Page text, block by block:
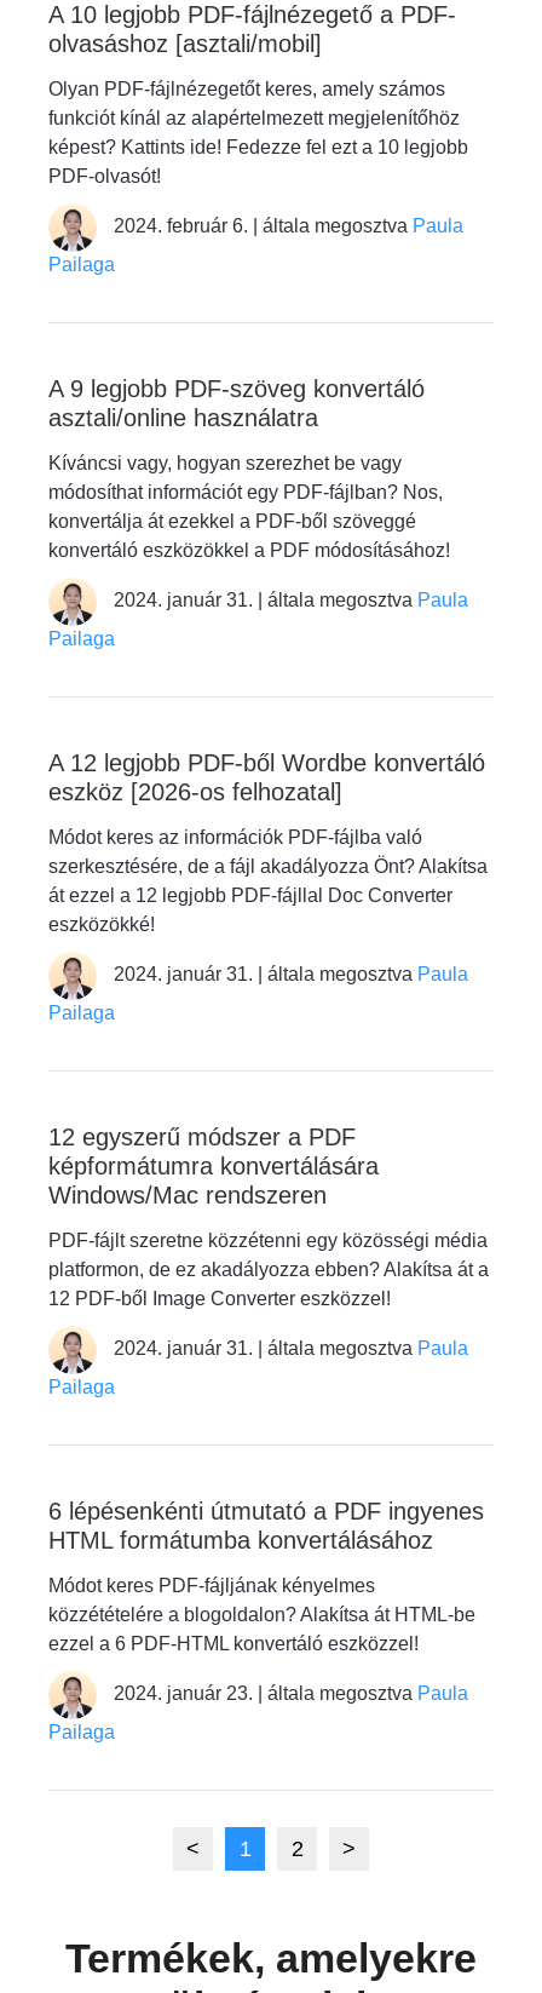
A 10 legjobb PDF-fájlnézegető a PDF-
olvasáshoz [asztali/mobil]
Olyan PDF-fájlnézegetőt keres, amely számos
funkciót kínál az alapértelmezett megjelenítőhöz
képest? Kattints ide! Fedezze fel ezt a 10 legjobb
PDF-olvasót!
2024. február 6. | általa megosztva Paula
Pailaga
A 9 legjobb PDF-szöveg konvertáló
asztali/online használatra
Kíváncsi vagy, hogyan szerezhet be vagy
módosíthat információt egy PDF-fájlban? Nos,
konvertálja át ezekkel a PDF-ből szöveggé
konvertáló eszközökkel a PDF módosításához!
2024. január 31. | általa megosztva Paula
Pailaga
A 12 legjobb PDF-ből Wordbe konvertáló
eszköz [2026-os felhozatal]
Módot keres az információk PDF-fájlba való
szerkesztésére, de a fájl akadályozza Önt? Alakítsa
át ezzel a 12 legjobb PDF-fájllal Doc Converter
eszközökké!
2024. január 31. | általa megosztva Paula
Pailaga
12 egyszerű módszer a PDF
képformátumra konvertálására
Windows/Mac rendszeren
PDF-fájlt szeretne közzétenni egy közösségi média
platformon, de ez akadályozza ebben? Alakítsa át a
12 PDF-ből Image Converter eszközzel!
2024. január 31. | általa megosztva Paula
Pailaga
6 lépésenkénti útmutató a PDF ingyenes
HTML formátumba konvertálásához
Módot keres PDF-fájljának kényelmes
közzétételére a blogoldalon? Alakítsa át HTML-be
ezzel a 6 PDF-HTML konvertáló eszközzel!
2024. január 23. | általa megosztva Paula
Pailaga
< 1 2 >
Termékek, amelyekre